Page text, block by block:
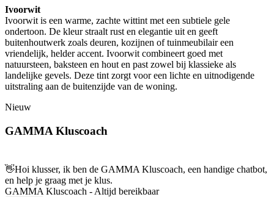
Ivoorwit
Ivoorwit is een warme, zachte wittint met een subtiele gele
ondertoon. De kleur straalt rust en elegantie uit en geeft
buitenhoutwerk zoals deuren, kozijnen of tuinmeubilair een
vriendelijk, helder accent. Ivoorwit combineert goed met
natuursteen, baksteen en hout en past zowel bij klassieke als
landelijke gevels. Deze tint zorgt voor een lichte en uitnodigende
uitstraling aan de buitenzijde van de woning.
Nieuw
GAMMA Kluscoach
👋Hoi klusser, ik ben de GAMMA Kluscoach, een handige chatbot,
en help je graag met je klus.
GAMMA Kluscoach - Altijd bereikbaar